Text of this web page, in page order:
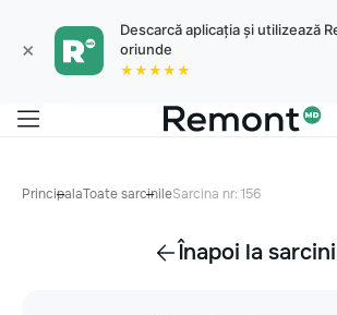
×
Descarcă aplicația și utilizează
oriunde
★★★★★
PrincipalaToate sarcinileSarcina nr: 156
Înapoi la sarcini